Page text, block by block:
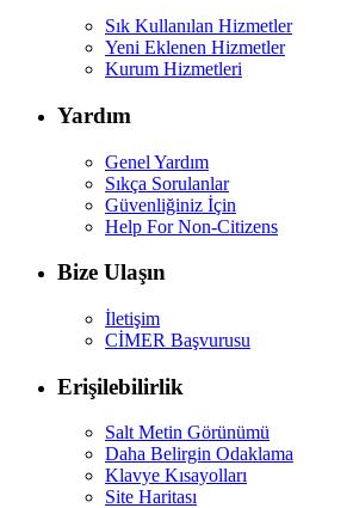
Sık Kullanılan Hizmetler
Yeni Eklenen Hizmetler
Kurum Hizmetleri
Yardım
Genel Yardım
Sıkça Sorulanlar
Güvenliğiniz İçin
Help For Non-Citizens
Bize Ulaşın
İletişim
CİMER Başvurusu
Erişilebilirlik
Salt Metin Görünümü
Daha Belirgin Odaklama
Klavye Kısayolları
Site Haritası